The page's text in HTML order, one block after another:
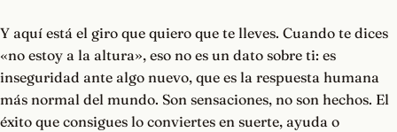
Y aquí está el giro que quiero que te lleves. Cuando te dices
«no estoy a la altura», eso no es un dato sobre ti: es
inseguridad ante algo nuevo, que es la respuesta humana
más normal del mundo. Son sensaciones, no son hechos. El
éxito que consigues lo conviertes en suerte, ayuda o